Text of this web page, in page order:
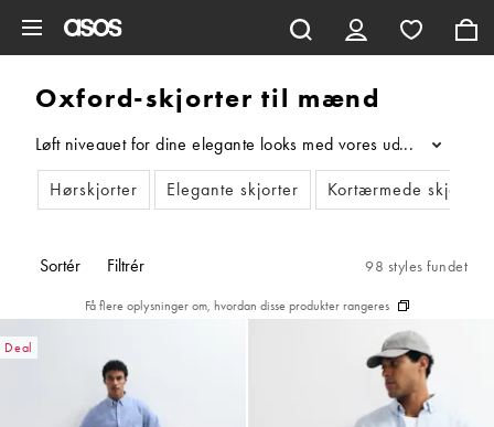
Oxford-skjorter til mænd
Løft niveauet for dine elegante looks med vores udvalg af
...
Hørskjorter
Elegante skjorter Kortærmede skjorter
Sortér Filtrér 98 styles fundet
Få flere oplysninger om, hvordan disse produkter rangeres
Deal